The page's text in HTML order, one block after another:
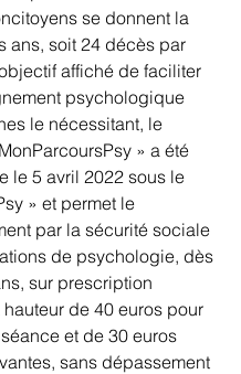
se donnent la
ans, soit 24 décès par
affiché de faciliter
psychologique
le nécessitant, le
» a été
le 5 avril 2022 sous le
» et permet le
par la sécurité sociale
de psychologie, dès
sur prescription
de 40 euros pour
et de 30 euros
sans dépassement